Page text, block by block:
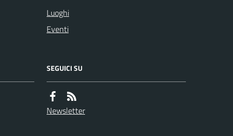
Luoghi
Eventi
SEGUICI SU
Newsletter